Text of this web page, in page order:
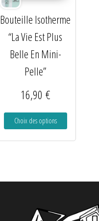
Bouteille Isotherme
“La Vie Est Plus
Belle En Mini-
Pelle”
16,90 €
Choix des options